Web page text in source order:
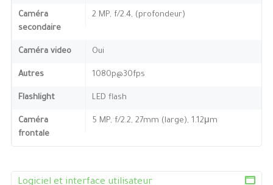
Caméra
secondaire
2 MP, f/2.4, (profondeur)
Caméra video Oui
Autres 1080p@30fps
Flashlight LED flash
Caméra
frontale
5 MP, f/2.2, 27mm (large), 1.12μm
Logiciel et interface utilisateur